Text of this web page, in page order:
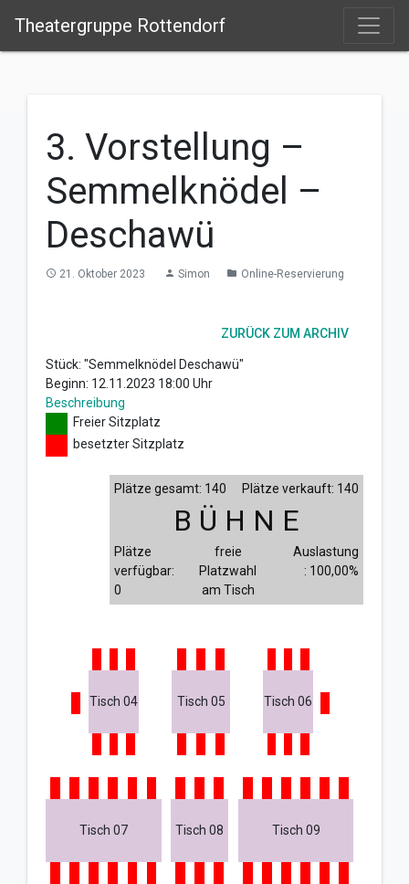
Theatergruppe Rottendorf
3. Vorstellung –
Semmelknödel –
Deschawü
access_time 21. Oktober 2023 person Simon folder Online-Reservierung
ZURÜCK ZUM ARCHIV
Stück: "Semmelknödel Deschawü"
Beginn: 12.11.2023 18:00 Uhr
Beschreibung
Freier Sitzplatz
besetzter Sitzplatz
Plätze gesamt: 140 Plätze verkauft: 140
B Ü H N E
Plätze
verfügbar:
0
freie
Platzwahl
am Tisch
Auslastung
: 100,00%
Tisch 04 Tisch 05 Tisch 06
Tisch 07 Tisch 08 Tisch 09